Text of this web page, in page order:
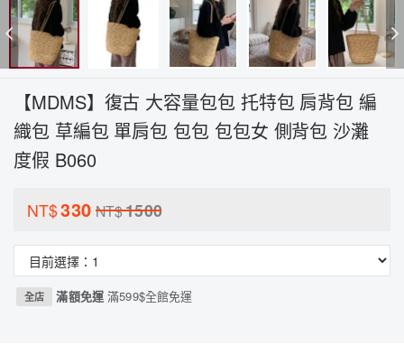
【MDMS】復古 大容量包包 托特包 肩背包 編
織包 草編包 單肩包 包包 包包女 側背包 沙灘
度假 B060
NT$330 NT$1500
全店 滿額免運滿599$全館免運